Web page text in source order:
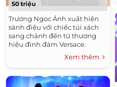
50 triệu
Trương Ngọc Ánh xuất hiện
sành điệu với chiếc túi xách
sang chảnh đến từ thương
hiệu đình đám Versace.
Xem thêm